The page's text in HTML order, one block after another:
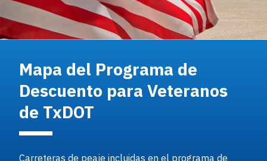
Mapa del Programa de
Descuento para Veteranos
de TxDOT
Carreteras de peaje incluidas en el programa de